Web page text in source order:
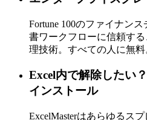
Fortune 100のファイナン
書ワークフローに信頼す
理技術。すべての人に無料
Excel内で解除したい
インストール
ExcelMasterはあらゆるス